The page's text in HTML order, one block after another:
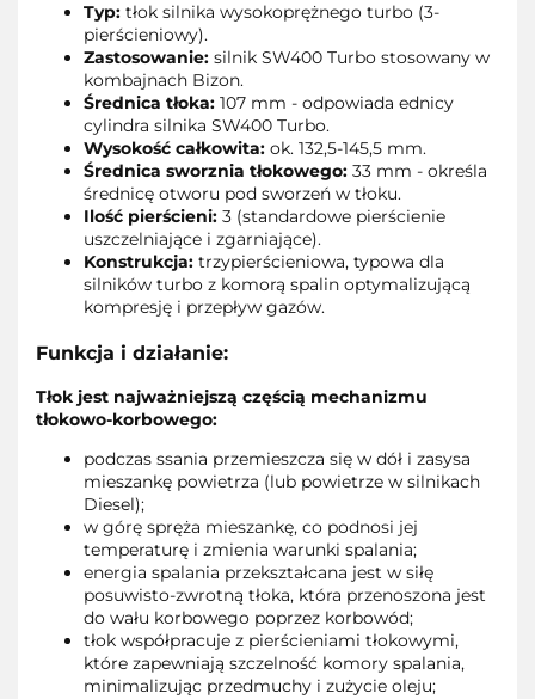
Typ: tłok silnika wysokoprężnego turbo (3-
pierścieniowy).
Zastosowanie: silnik SW400 Turbo stosowany w
kombajnach Bizon.
Średnica tłoka: 107 mm - odpowiada ednicy
cylindra silnika SW400 Turbo.
Wysokość całkowita: ok. 132,5-145,5 mm.
Średnica sworznia tłokowego: 33 mm - określa
średnicę otworu pod sworzeń w tłoku.
Ilość pierścieni: 3 (standardowe pierścienie
uszczelniające i zgarniające).
Konstrukcja: trzypierścieniowa, typowa dla
silników turbo z komorą spalin optymalizującą
kompresję i przepływ gazów.
Funkcja i działanie:
Tłok jest najważniejszą częścią mechanizmu
tłokowo-korbowego:
podczas ssania przemieszcza się w dół i zasysa
mieszankę powietrza (lub powietrze w silnikach
Diesel);
w górę spręża mieszankę, co podnosi jej
temperaturę i zmienia warunki spalania;
energia spalania przekształcana jest w siłę
posuwisto-zwrotną tłoka, która przenoszona jest
do wału korbowego poprzez korbowód;
tłok współpracuje z pierścieniami tłokowymi,
które zapewniają szczelność komory spalania,
minimalizując przedmuchy i zużycie oleju;